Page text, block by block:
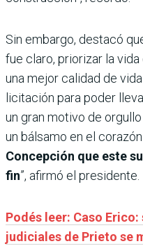
Sin embargo, destacó
fue claro, priorizar la
una mejor calidad de
licitación para poder
un gran motivo de
un bálsamo en el
Concepción que este
fin”, afirmó el presidente.
Podés leer: Caso
judiciales de Prieto se